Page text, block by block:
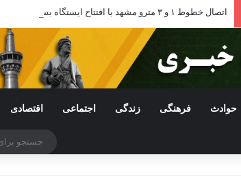
اتصال خطوط ۱ و ۳ مترو مشهد با افتتاح ایستگاه بسیج برقرار شد
حوادث فرهنگی زندگی اجتماعی اقتصادی